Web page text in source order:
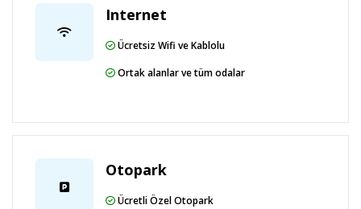
Internet
Ücretsiz Wifi ve Kablolu
Ortak alanlar ve tüm odalar
Otopark
Ücretli Özel Otopark